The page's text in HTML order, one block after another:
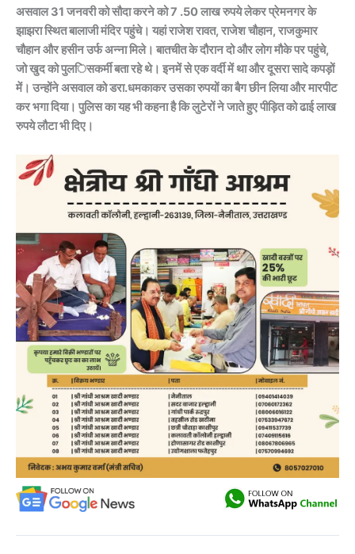
असवाल 31 जनवरी को सौदा करने को 7 .50 लाख रुपये लेकर प्रेमनगर के
झाझरा स्थित बालाजी मंदिर पहुंचे। यहां राजेश रावत, राजेश चौहान, राजकुमार
चौहान और हसीन उर्फ अन्ना मिले। बातचीत के दौरान दो और लोग मौके पर पहुंचे,
जो खुद को पुलिसकर्मी बता रहे थे। इनमें से एक वर्दी में था और दूसरा सादे कपड़ों
में। उन्होंने असवाल को डरा.धमकाकर उसका रुपयों का बैग छीन लिया और मारपीट
कर भगा दिया। पुलिस का यह भी कहना है कि लुटेरों ने जाते हुए पीड़ित को ढाई लाख
रुपये लौटा भी दिए।